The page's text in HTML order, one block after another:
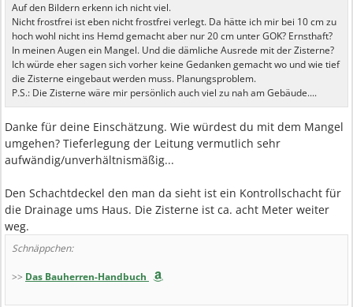
Auf den Bildern erkenn ich nicht viel.
Nicht frostfrei ist eben nicht frostfrei verlegt. Da hätte ich mir bei 10 cm zu
hoch wohl nicht ins Hemd gemacht aber nur 20 cm unter GOK? Ernsthaft?
In meinen Augen ein Mangel. Und die dämliche Ausrede mit der Zisterne?
Ich würde eher sagen sich vorher keine Gedanken gemacht wo und wie tief
die Zisterne eingebaut werden muss. Planungsproblem.
P.S.: Die Zisterne wäre mir persönlich auch viel zu nah am Gebäude....
Danke für deine Einschätzung. Wie würdest du mit dem Mangel
umgehen? Tieferlegung der Leitung vermutlich sehr
aufwändig/unverhältnismäßig...
Den Schachtdeckel den man da sieht ist ein Kontrollschacht für
die Drainage ums Haus. Die Zisterne ist ca. acht Meter weiter
weg.
Schnäppchen:
>> Das Bauherren-Handbuch